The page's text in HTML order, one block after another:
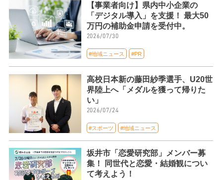
【事業者向け】県内中小企業の
「デジタル導入」を支援！ 最大50
万円の補助金申請を受付中。
2026/07/30
#地域ニュース #PR
高校日本新の藤田紗季選手、U20世
界陸上へ「メダルを獲って帰りた
い」
2026/07/24
#スポーツ #地域ニュース
坂井市「恋愛研究部」メンバー募
集！ 同世代と恋愛・結婚観につい
て考えよう！